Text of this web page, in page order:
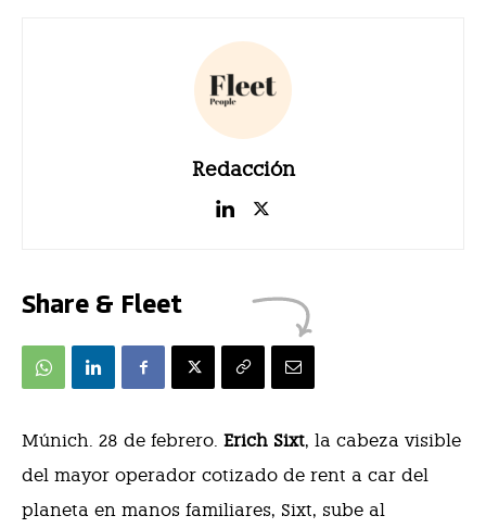
Redacción
Share & Fleet
Múnich. 28 de febrero. Erich Sixt, la cabeza visible
del mayor operador cotizado de rent a car del
planeta en manos familiares, Sixt, sube al